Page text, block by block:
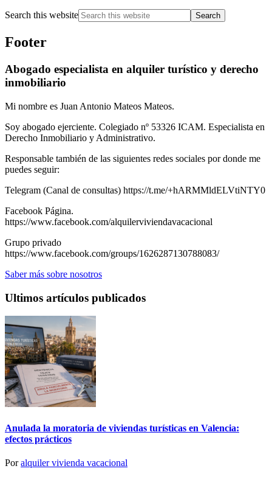
Search this website
Footer
Abogado especialista en alquiler turístico y derecho
inmobiliario
Mi nombre es Juan Antonio Mateos Mateos.
Soy abogado ejerciente. Colegiado nº 53326 ICAM. Especialista en
Derecho Inmobiliario y Administrativo.
Responsable también de las siguientes redes sociales por donde me
puedes seguir:
Telegram (Canal de consultas) https://t.me/+hARMMldELVtiNTY0
Facebook Página.
https://www.facebook.com/alquilerviviendavacacional
Grupo privado
https://www.facebook.com/groups/1626287130788083/
Saber más sobre nosotros
Ultimos artículos publicados
Anulada la moratoria de viviendas turísticas en Valencia:
efectos prácticos
Poralquiler vivienda vacacional